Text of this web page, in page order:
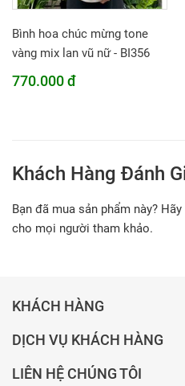
Bình hoa chúc mừng tone
vàng mix lan vũ nữ - BI356
770.000 đ
Khách Hàng Đánh
Bạn đã mua sản phẩm này?
cho mọi người tham khảo.
KHÁCH HÀNG
DỊCH VỤ KHÁCH HÀNG
LIÊN HỆ CHÚNG TÔI